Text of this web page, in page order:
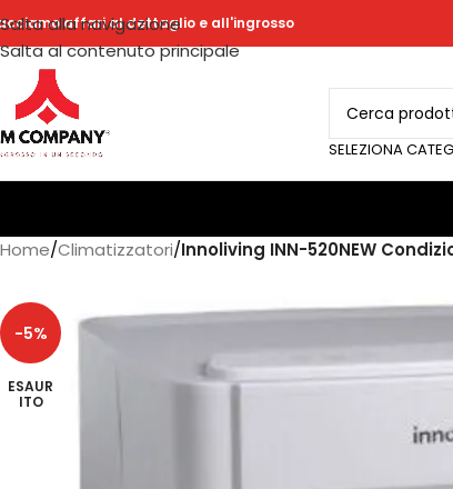
Salta alla navigazione
Salta al contenuto principale
affari al dettaglio e all'ingrosso
SELEZIONA
Home/Climatizzatori/Innoliving INN-520NEW
-5%
ESAUR
ITO